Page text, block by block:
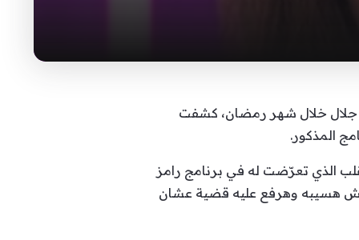
جلال خلال شهر رمضان، كشفت
المذكور.
الذي تعرّضت له في برنامج رامز
هسيبه وهرفع عليه قضية عشان